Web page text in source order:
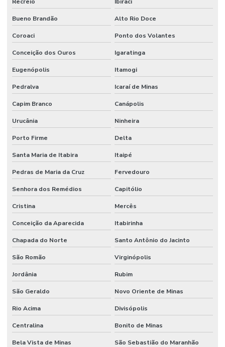
Bueno Brandão Alto Rio Doce
Coroaci Ponto dos Volantes
Conceição dos Ouros Igaratinga
Eugenópolis Itamogi
Pedralva Icaraí de Minas
Capim Branco Canápolis
Urucânia Ninheira
Porto Firme Delta
Santa Maria de Itabira Itaipé
Pedras de Maria da Cruz Fervedouro
Senhora dos Remédios Capitólio
Cristina Mercês
Conceição da Aparecida Itabirinha
Chapada do Norte Santo Antônio do Jacinto
São Romão Virginópolis
Jordânia Rubim
São Geraldo Novo Oriente de Minas
Rio Acima Divisópolis
Centralina Bonito de Minas
Bela Vista de Minas São Sebastião do Maranhão